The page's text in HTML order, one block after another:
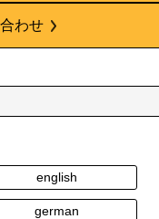
わせ
english
german